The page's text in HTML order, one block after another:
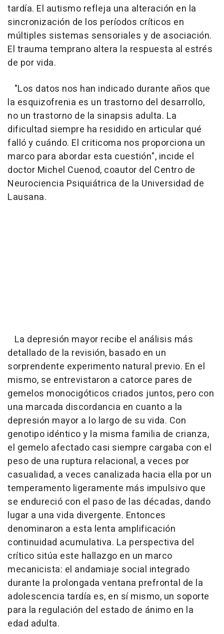
tardía. El autismo refleja una alteración en la
sincronización de los períodos críticos en
múltiples sistemas sensoriales y de asociación.
El trauma temprano altera la respuesta al estrés
de por vida.
"Los datos nos han indicado durante años que
la esquizofrenia es un trastorno del desarrollo,
no un trastorno de la sinapsis adulta. La
dificultad siempre ha residido en articular qué
falló y cuándo. El criticoma nos proporciona un
marco para abordar esta cuestión", incide el
doctor Michel Cuenod, coautor del Centro de
Neurociencia Psiquiátrica de la Universidad de
Lausana.
La depresión mayor recibe el análisis más
detallado de la revisión, basado en un
sorprendente experimento natural previo. En el
mismo, se entrevistaron a catorce pares de
gemelos monocigóticos criados juntos, pero con
una marcada discordancia en cuanto a la
depresión mayor a lo largo de su vida. Con
genotipo idéntico y la misma familia de crianza,
el gemelo afectado casi siempre cargaba con el
peso de una ruptura relacional, a veces por
casualidad, a veces canalizada hacia ella por un
temperamento ligeramente más impulsivo que
se endureció con el paso de las décadas, dando
lugar a una vida divergente. Entonces
denominaron a esta lenta amplificación
continuidad acumulativa. La perspectiva del
crítico sitúa este hallazgo en un marco
mecanicista: el andamiaje social integrado
durante la prolongada ventana prefrontal de la
adolescencia tardía es, en sí mismo, un soporte
para la regulación del estado de ánimo en la
edad adulta.